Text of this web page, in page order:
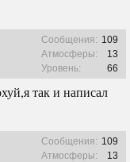
Сообщения: 109
Атмосферы:
13
Уровень:
66
так и написал
Сообщения: 109
Атмосферы:
13